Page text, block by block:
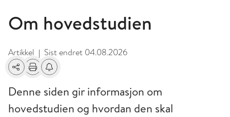
Om hovedstudien
Artikkel | Sist endret 04.08.2026
Del Skriv utFå varsel om endringer
Denne siden gir informasjon om
hovedstudien og hvordan den skal